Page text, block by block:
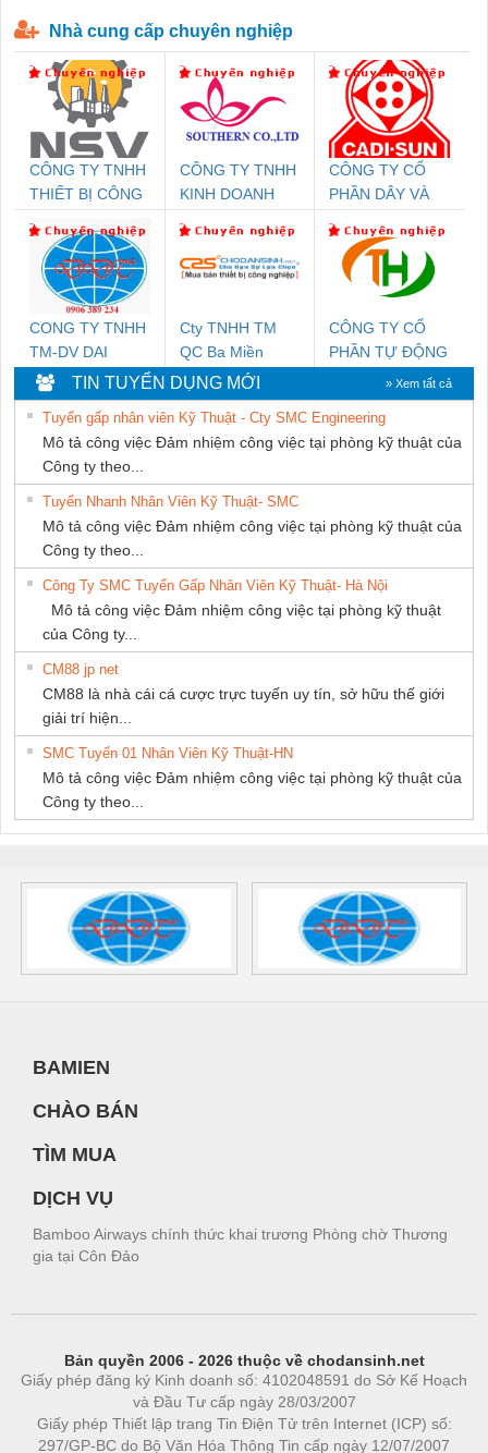
Nhà cung cấp chuyên nghiệp
CÔNG TY TNHH
THIẾT BỊ CÔNG
SETSUBI VIỆT
NAM
CÔNG TY TNHH
KINH DOANH
PHƯƠNG NAM
CÔNG TY CỔ
PHẦN DÂY VÀ
THƯỢNG ĐÌNH
CONG TY TNHH
TM-DV DAI
DONG THANH
Cty TNHH TM
QC Ba Miền
CÔNG TY CỔ
PHẦN TỰ ĐỘNG
TIẾN HƯNG
TIN TUYỂN DỤNG MỚI » Xem tất cả
Tuyển gấp nhân viên Kỹ Thuật - Cty SMC Engineering
Mô tả công việc Đảm nhiệm công việc tại phòng kỹ thuật của
Công ty theo...
Tuyển Nhanh Nhân Viên Kỹ Thuật- SMC
Mô tả công việc Đảm nhiệm công việc tại phòng kỹ thuật của
Công ty theo...
Công Ty SMC Tuyển Gấp Nhân Viên Kỹ Thuật- Hà Nội
Mô tả công việc Đảm nhiệm công việc tại phòng kỹ thuật
của Công ty...
CM88 jp net
CM88 là nhà cái cá cược trực tuyến uy tín, sở hữu thế giới
giải trí hiện...
SMC Tuyển 01 Nhân Viên Kỹ Thuật-HN
Mô tả công việc Đảm nhiệm công việc tại phòng kỹ thuật của
Công ty theo...
BAMIEN
CHÀO BÁN
TÌM MUA
DỊCH VỤ
Bamboo Airways chính thức khai trương Phòng chờ Thương
gia tại Côn Đảo
Bản quyền 2006 - 2026 thuộc về chodansinh.net
Giấy phép đăng ký Kinh doanh số: 4102048591 do Sở Kế Hoạch
và Đầu Tư cấp ngày 28/03/2007
Giấy phép Thiết lập trang Tin Điện Tử trên Internet (ICP) số:
297/GP-BC do Bộ Văn Hóa Thông Tin cấp ngày 12/07/2007